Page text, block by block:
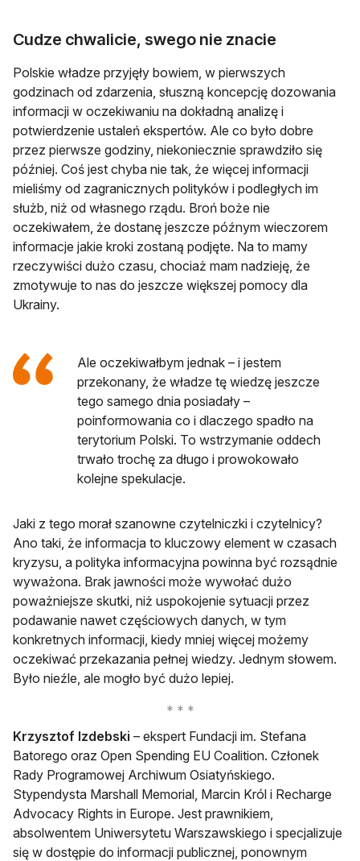
Cudze chwalicie, swego nie znacie
Polskie władze przyjęły bowiem, w pierwszych
godzinach od zdarzenia, słuszną koncepcję dozowania
informacji w oczekiwaniu na dokładną analizę i
potwierdzenie ustaleń ekspertów. Ale co było dobre
przez pierwsze godziny, niekoniecznie sprawdziło się
później. Coś jest chyba nie tak, że więcej informacji
mieliśmy od zagranicznych polityków i podległych im
służb, niż od własnego rządu. Broń boże nie
oczekiwałem, że dostanę jeszcze późnym wieczorem
informacje jakie kroki zostaną podjęte. Na to mamy
rzeczywiści dużo czasu, chociaż mam nadzieję, że
zmotywuje to nas do jeszcze większej pomocy dla
Ukrainy.
Ale oczekiwałbym jednak – i jestem
przekonany, że władze tę wiedzę jeszcze
tego samego dnia posiadały –
poinformowania co i dlaczego spadło na
terytorium Polski. To wstrzymanie oddech
trwało trochę za długo i prowokowało
kolejne spekulacje.
Jaki z tego morał szanowne czytelniczki i czytelnicy?
Ano taki, że informacja to kluczowy element w czasach
kryzysu, a polityka informacyjna powinna być rozsądnie
wyważona. Brak jawności może wywołać dużo
poważniejsze skutki, niż uspokojenie sytuacji przez
podawanie nawet częściowych danych, w tym
konkretnych informacji, kiedy mniej więcej możemy
oczekiwać przekazania pełnej wiedzy. Jednym słowem.
Było nieźle, ale mogło być dużo lepiej.
Krzysztof Izdebski – ekspert Fundacji im. Stefana
Batorego oraz Open Spending EU Coalition. Członek
Rady Programowej Archiwum Osiatyńskiego.
Stypendysta Marshall Memorial, Marcin Król i Recharge
Advocacy Rights in Europe. Jest prawnikiem,
absolwentem Uniwersytetu Warszawskiego i specjalizuje
się w dostępie do informacji publicznej, ponownym